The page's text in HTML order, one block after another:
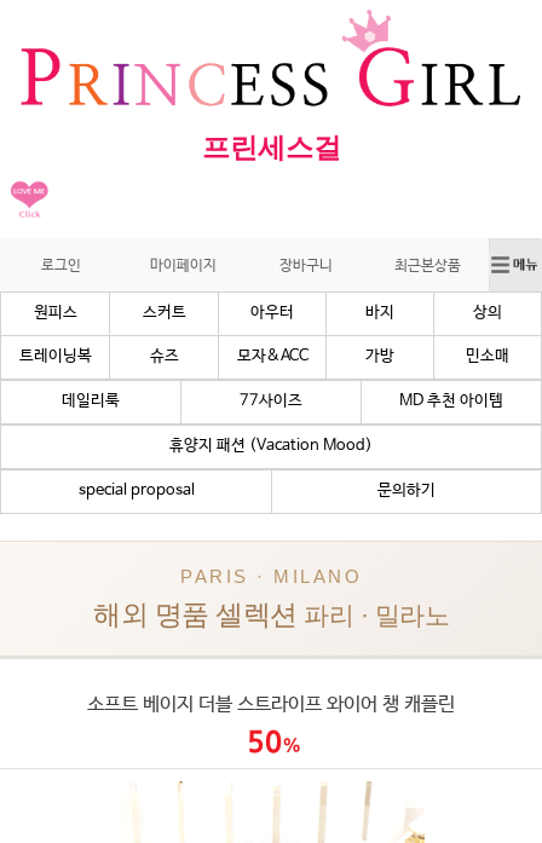
프린세스걸
로그인 마이페이지 장바구니 최근본상품
원피스 스커트 아우터 바지 상의
트레이닝복 슈즈 모자&ACC 가방 민소매
데일리룩 77사이즈 MD 추천 아이템
휴양지 패션 (Vacation Mood)
special proposal 문의하기
PARIS · MILANO
해외 명품 셀렉션 파리 · 밀라노
소프트 베이지 더블 스트라이프 와이어 챙 캐플린